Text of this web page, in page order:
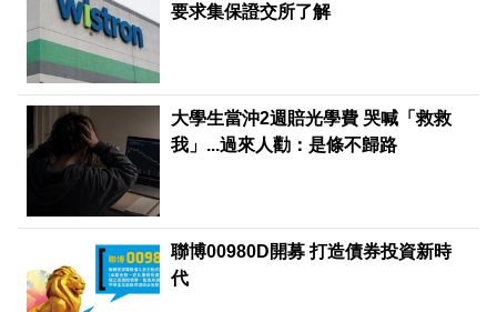
要求集保證交所了解
大學生當沖2週賠光學費 哭喊「救救
我」...過來人勸：是條不歸路
聯博00980D開募 打造債券投資新時
代